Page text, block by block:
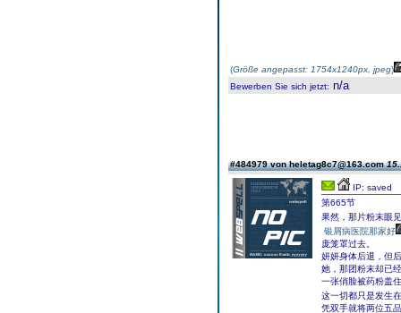
(Größe angepasst: 1754x1240px, jpeg)
Bewerben Sie sich jetzt: n/a
#484979 von heletag8c7@163.com
IP: saved
第665节
果然，那片粉末眼
银屑病医院那家好
庞笼罩过去。
妍妍身体后退，但
她，那团粉末却已
一张俏脸被药粉盖
这一切都只是发生
凭双手就将两位五